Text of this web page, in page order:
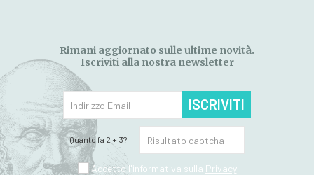
Rimani aggiornato sulle ultime novità.
Iscriviti alla nostra newsletter
ISCRIVITI
Quanto fa 2 + 3?
Accetto l'informativa sulla Privacy